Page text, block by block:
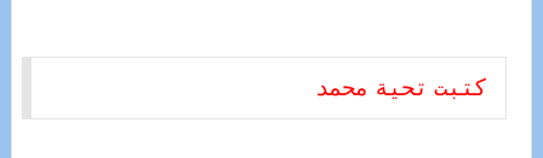
كتبت تحية محمد